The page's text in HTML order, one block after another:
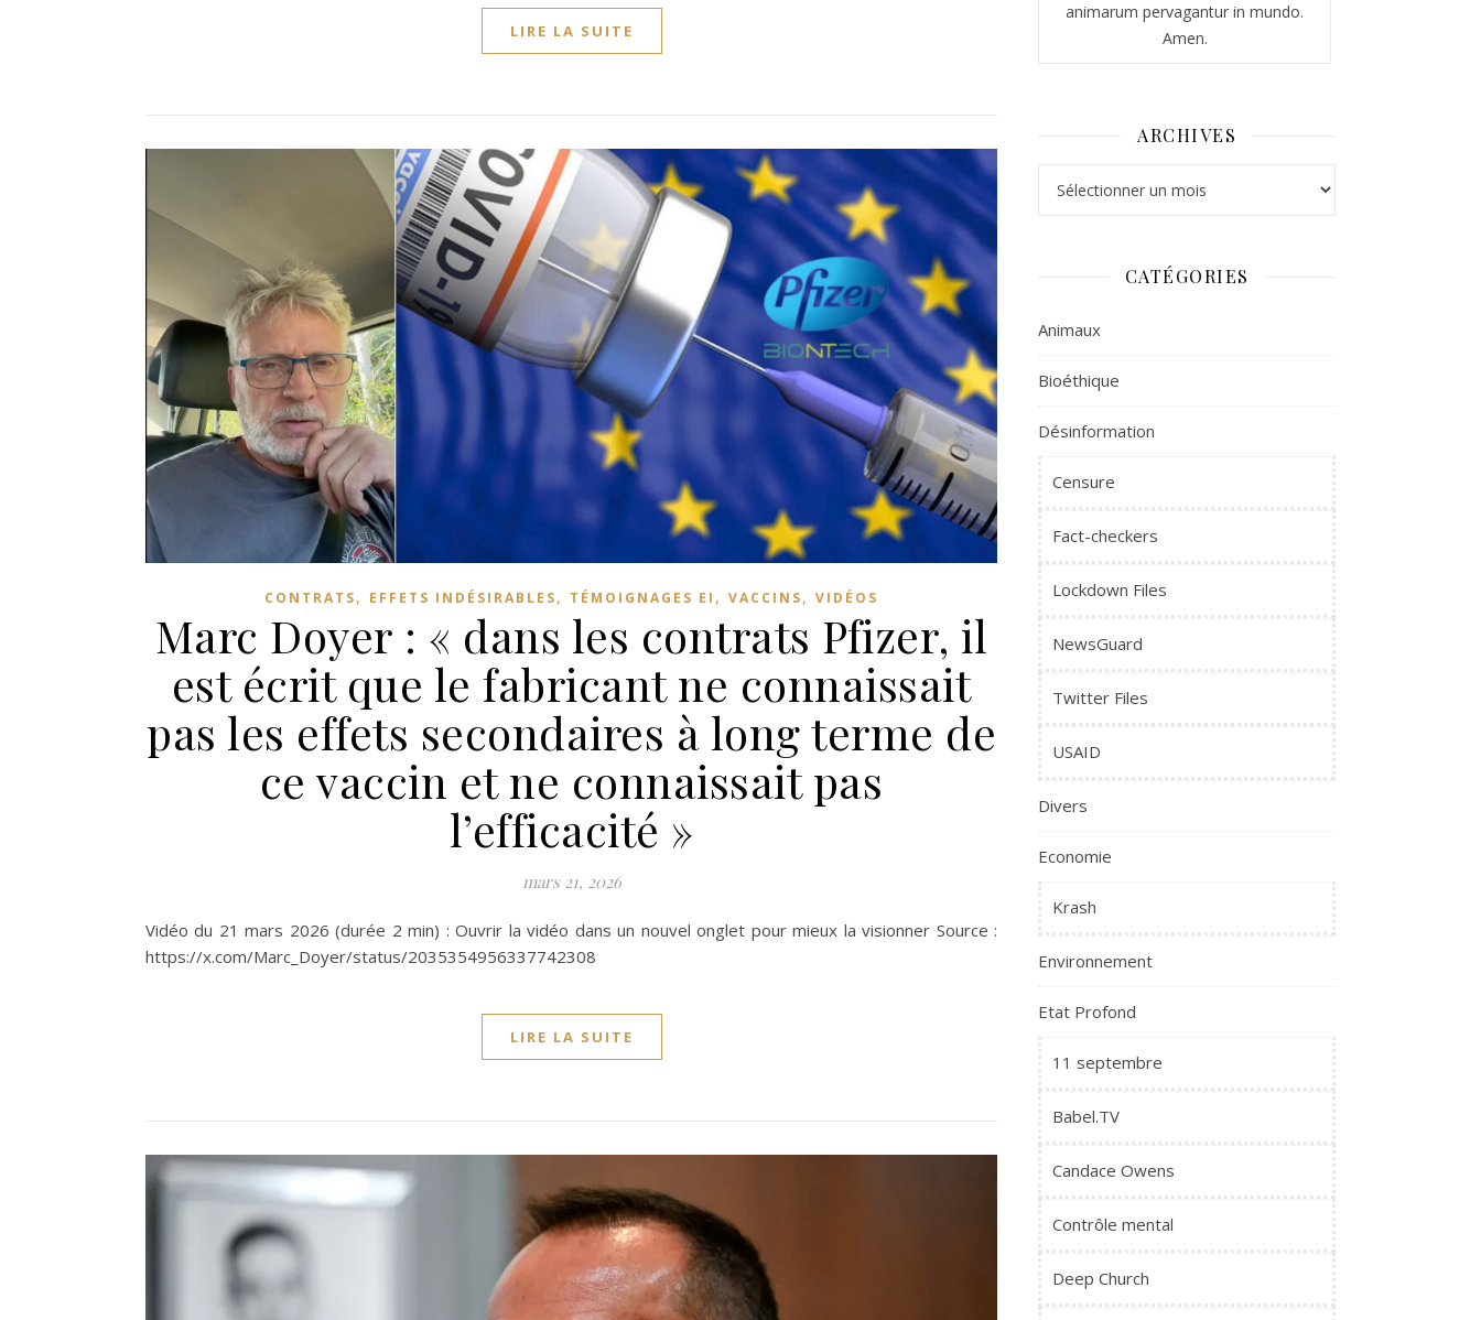
LIRE LA SUITE
CONTRATS, EFFETS INDÉSIRABLES, TÉMOIGNAGES EI , VACCINS, VIDÉOS
Marc Doyer : « dans les contrats Pfizer, il
est écrit que le fabricant ne connaissait
pas les effets secondaires à long terme de
ce vaccin et ne connaissait pas
l’efficacité »
mars 21, 2026
Vidéo du 21 mars 2026 (durée 2 min) : Ouvrir la vidéo dans un nouvel onglet pour mieux la visionner Source :
https://x.com/Marc_Doyer/status/2035354956337742308
LIRE LA SUITE
animarum pervagantur in mundo.
Amen.
ARCHIVES
CATÉGORIES
Animaux
Bioéthique
Désinformation
Censure
Fact-checkers
Lockdown Files
NewsGuard
Twitter Files
USAID
Divers
Economie
Krash
Environnement
Etat Profond
11 septembre
Babel.TV
Candace Owens
Contrôle mental
Deep Church